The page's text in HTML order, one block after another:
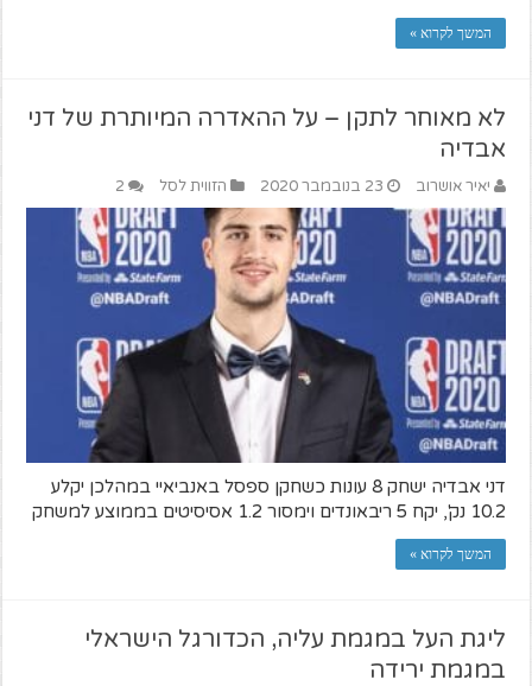
המשך לקרוא »
לא מאוחר לתקן – על ההאדרה המיותרת של דני
אבדיה
יאיר אושרוב 23 בנובמבר 2020 הזווית לסל 2
דני אבדיה ישחק 8 עונות כשחקן ספסל באנביאיי במהלכן יקלע
10.2 נק', יקח 5 ריבאונדים וימסור 1.2 אסיסיטים בממוצע למשחק
המשך לקרוא »
ליגת העל במגמת עליה, הכדורגל הישראלי
במגמת ירידה